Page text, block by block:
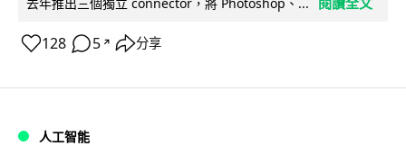
128 5 ↗ 分享
人工智能